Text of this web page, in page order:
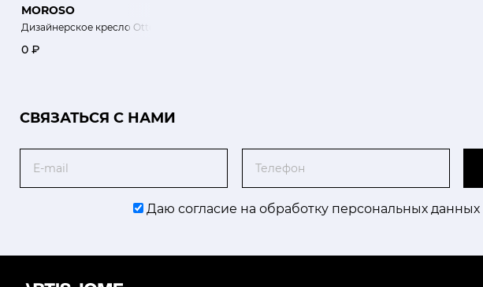
MOROSO
Дизайнерское кресло Ottoman
0 ₽
CВЯЗАТЬСЯ С НАМИ
Даю согласие на обработку персональных данных